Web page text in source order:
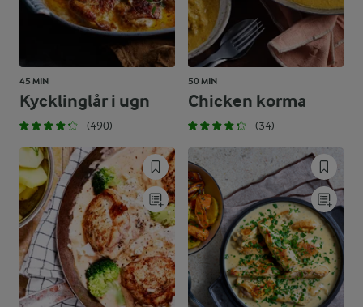
45 MIN
Kycklinglår i ugn
(490)
50 MIN
Chicken korma
(34)